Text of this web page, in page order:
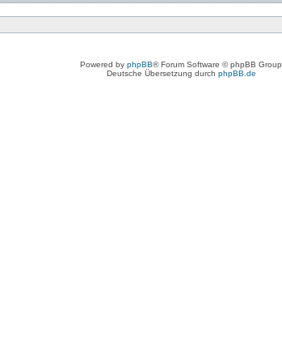
Powered by phpBB® Forum Software © phpBB Group
Deutsche Übersetzung durch phpBB.de